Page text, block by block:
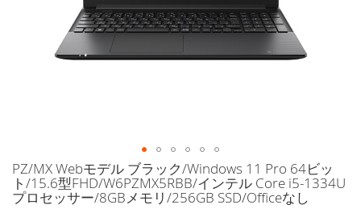
イ
メ
ー
PZ/MX Webモデル ブラック/Windows 11 Pro 64ビッ
ト/15.6型FHD/W6PZMX5RBB/インテル Core i5-1334U
プロセッサー/8GBメモリ/256GB SSD/Officeなし